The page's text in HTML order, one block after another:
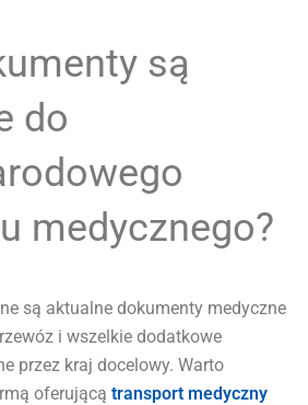
są
do
medycznego?
są aktualne dokumenty medyczne
i wszelkie dodatkowe
przez kraj docelowy. Warto
oferującą transport medyczny